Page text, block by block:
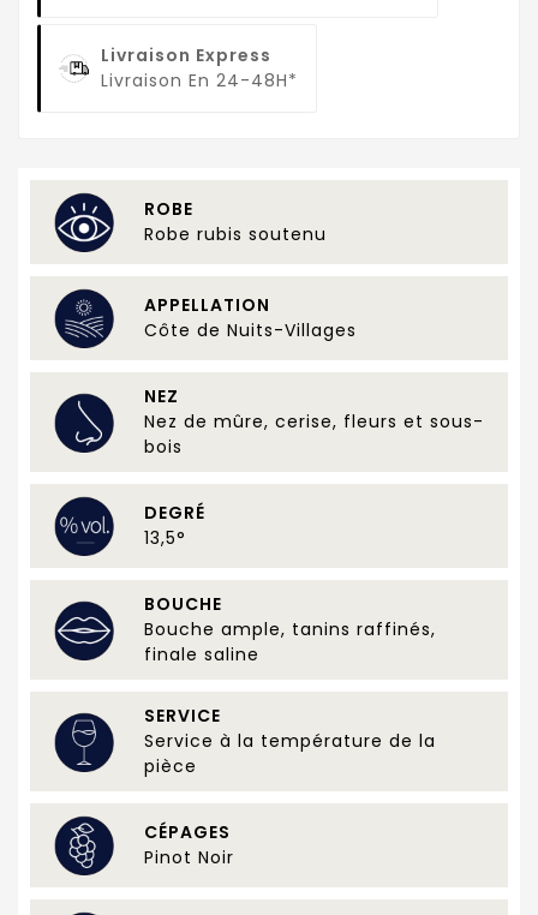
Livraison Express
Livraison En 24-48H*
ROBE
Robe rubis soutenu
APPELLATION
Côte de Nuits-Villages
NEZ
Nez de mûre, cerise, fleurs et sous-
bois
DEGRÉ
13,5°
BOUCHE
Bouche ample, tanins raffinés,
finale saline
SERVICE
Service à la température de la
pièce
CÉPAGES
Pinot Noir